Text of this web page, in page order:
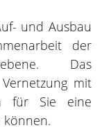
und Ausbau
der
Das
mit
für Sie eine
können.